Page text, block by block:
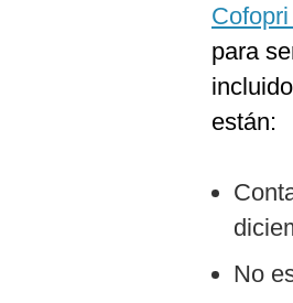
Cofopri
para
están:
No